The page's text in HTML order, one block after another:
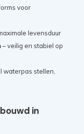
voor
levensduur
– veilig en stabiel op
waterpas stellen,
in